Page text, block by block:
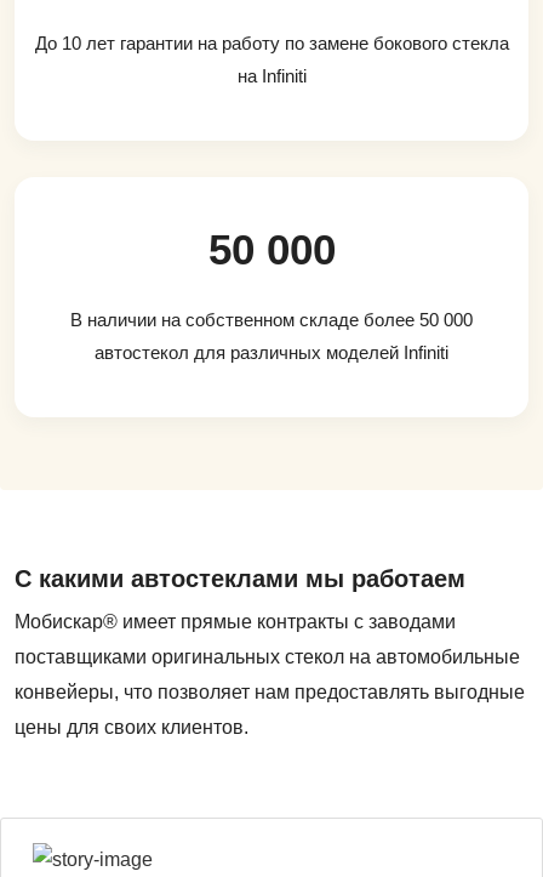
До 10 лет гарантии на работу по замене бокового стекла
на Infiniti
50 000
В наличии на собственном складе более 50 000
автостекол для различных моделей Infiniti
С какими автостеклами мы работаем
Мобискар® имеет прямые контракты с заводами
поставщиками оригинальных стекол на автомобильные
конвейеры, что позволяет нам предоставлять выгодные
цены для своих клиентов.